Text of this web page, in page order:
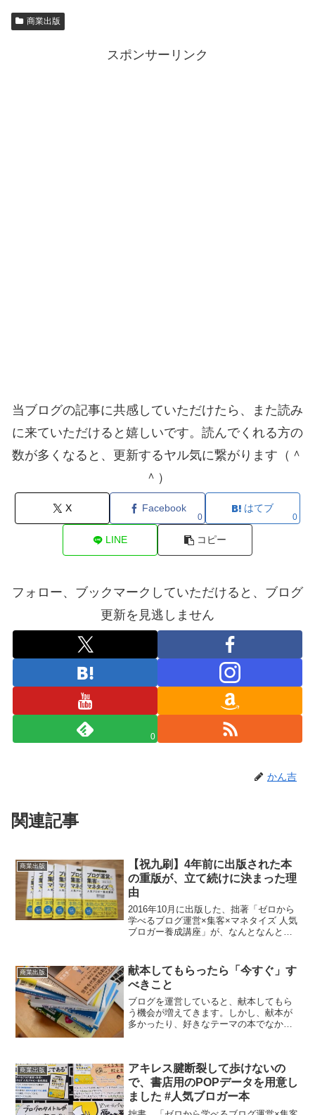
商業出版
スポンサーリンク
当ブログの記事に共感していただけたら、また読み
に来ていただけると嬉しいです。読んでくれる方の
数が多くなると、更新するヤル気に繋がります（＾
＾）
X Facebook
0
はてブ
0
LINE コピー
フォロー、ブックマークしていただけると、ブログ
更新を見逃しません
0
かん吉
関連記事
商業出版
【祝九刷】4年前に出版された本
の重版が、立て続けに決まった理
由
2016年10月に出版した、拙著「ゼロから
学べるブログ運営×集客×マネタイズ 人気
ブロガー養成講座」が、なんとなんと、
YouTuberさんにご紹介いただいて、一気
に全国の書...
商業出版
献本してもらったら「今すぐ」す
べきこと
ブログを運営していると、献本してもら
う機会が増えてきます。しかし、献本が
多かったり、好きなテーマの本でなかっ
商業出版
アキレス腱断裂して歩けないの
で、書店用のPOPデータを用意し
ました #人気ブロガー本